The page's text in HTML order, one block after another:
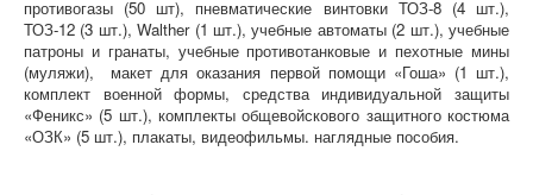
противогазы (50 шт), пневматические винтовки ТОЗ-8 (4 шт.),
ТОЗ-12 (3 шт.), Walther (1 шт.), учебные автоматы (2 шт.), учебные
патроны и гранаты, учебные противотанковые и пехотные мины
(муляжи), макет для оказания первой помощи «Гоша» (1 шт.),
комплект военной формы, средства индивидуальной защиты
«Феникс» (5 шт.), комплекты общевойскового защитного костюма
«ОЗК» (5 шт.), плакаты, видеофильмы. наглядные пособия.